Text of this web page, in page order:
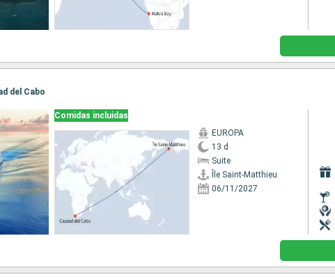
del Cabo
Comidas incluidas
EUROPA
13 d
Suite
Île Saint-Matthieu
06/11/2027